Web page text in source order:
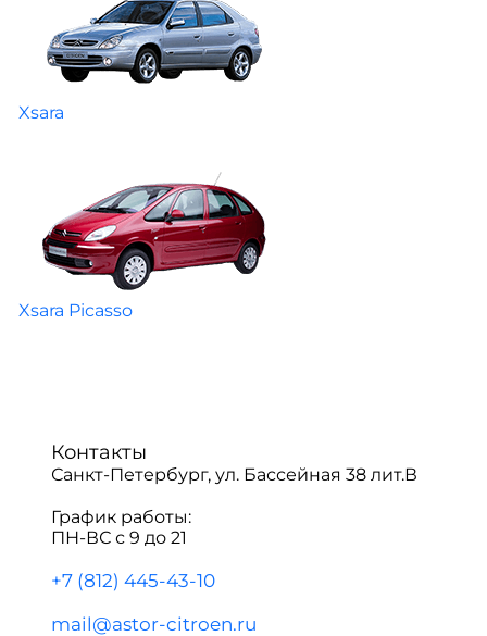
Xsara
Xsara Picasso
Контакты
Санкт-Петербург, ул. Бассейная 38 лит.В
График работы:
ПН-ВС с 9 до 21
+7 (812) 445-43-10
mail@astor-citroen.ru